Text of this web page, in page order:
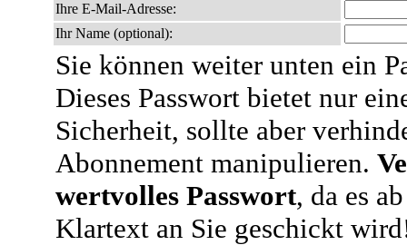
Ihre E-Mail-Adresse:
Ihr Name (optional):
Sie können weiter unten ein
Dieses Passwort bietet nur
Sicherheit, sollte aber
Abonnement manipulieren.
wertvolles Passwort, da es
Klartext an Sie geschickt